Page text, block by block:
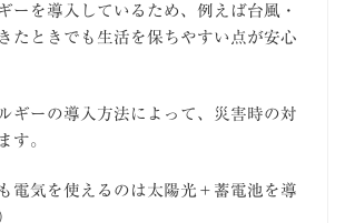
ーを導入しているため、例えば台風・
たときでも生活を保ちやすい点が安心
ギーの導入方法によって、災害時の対
す。
電気を使えるのは太陽光＋蓄電池を導